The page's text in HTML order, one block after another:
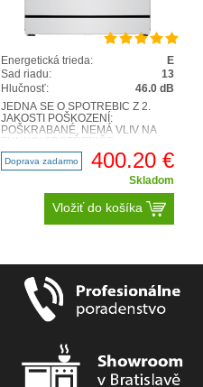
Energetická trieda:
E
Sad riadu:
13
Hlučnosť:
46.0 dB
JEDNÁ SE O SPOTŘEBIČ Z 2.
JAKOSTI POŠKOZENÍ:
POŠKRABANÉ, NEMÁ VLIV NA
FOTOGRAFIE NA VYŽÁDÁNÍ Serie
2, Volně stojící myčka n..
Doprava zadarmo 400.20 €
Skladom
Vložiť do košíka